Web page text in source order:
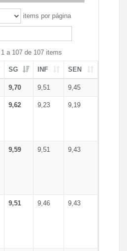
items por página
a 107 de 107 items
SG INF SEN
9,70 9,51 9,45
9,62 9,23 9,19
9,59 9,51 9,43
9,51 9,46 9,43